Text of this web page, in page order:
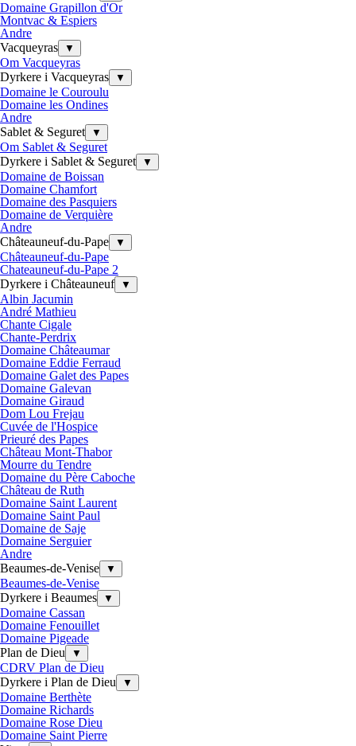
Domaine Grapillon d'Or
Montvac & Espiers
Andre
Vacqueyras
▼
Om Vacqueyras
Dyrkere i Vacqueyras
▼
Domaine le Couroulu
Domaine les Ondines
Andre
Sablet & Seguret
▼
Om Sablet & Seguret
Dyrkere i Sablet & Seguret
▼
Domaine de Boissan
Domaine Chamfort
Domaine des Pasquiers
Domaine de Verquière
Andre
Châteauneuf-du-Pape
▼
Châteauneuf-du-Pape
Chateauneuf-du-Pape 2
Dyrkere i Châteauneuf
▼
Albin Jacumin
André Mathieu
Chante Cigale
Chante-Perdrix
Domaine Châteaumar
Domaine Eddie Ferraud
Domaine Galet des Papes
Domaine Galevan
Domaine Giraud
Dom Lou Frejau
Cuvée de l'Hospice
Prieuré des Papes
Château Mont-Thabor
Mourre du Tendre
Domaine du Père Caboche
Château de Ruth
Domaine Saint Laurent
Domaine Saint Paul
Domaine de Saje
Domaine Serguier
Andre
Beaumes-de-Venise
▼
Beaumes-de-Venise
Dyrkere i Beaumes
▼
Domaine Cassan
Domaine Fenouillet
Domaine Pigeade
Plan de Dieu
▼
CDRV Plan de Dieu
Dyrkere i Plan de Dieu
▼
Domaine Berthète
Domaine Richards
Domaine Rose Dieu
Domaine Saint Pierre